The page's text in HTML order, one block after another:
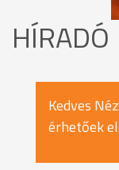
HÍRADÓ
Kedves
érhetőek